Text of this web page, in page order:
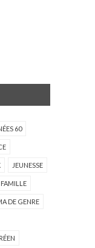
60
JEUNESSE
FAMILLE
DE GENRE